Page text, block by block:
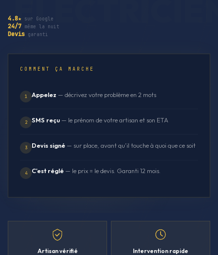
4.8★ sur Google
24/7 même la nuit
Devis garanti
COMMENT ÇA MARCHE
1 Appelez — décrivez votre problème en 2 mots
2 SMS reçu — le prénom de votre artisan et son ETA
3 Devis signé — sur place, avant qu'il touche à quoi que ce soit
4 C'est réglé — le prix = le devis. Garanti 12 mois.
Artisan vérifié Intervention rapide